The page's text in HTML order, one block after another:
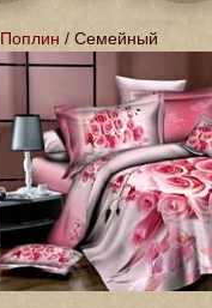
Поплин / Семейный